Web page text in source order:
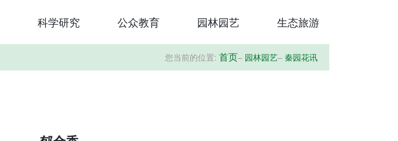
科学研究 公众教育 园林园艺 生态旅游
您当前的位置: 首页– 园林园艺– 秦园花讯